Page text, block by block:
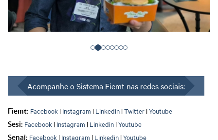
Acompanhe o Sistema Fiemt nas redes sociais:
Fiemt: Facebook | Instagram | Linkedin |Twitter |Youtube
Sesi: Facebook | Instagram | Linkedin |Youtube
Senai: Facebook | Instagram | Linkedin |Youtube